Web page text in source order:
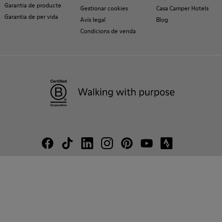
Garantia de producte
Garantia de per vida
Gestionar cookies
Avís legal
Condicions de venda
Casa Camper Hotels
Blog